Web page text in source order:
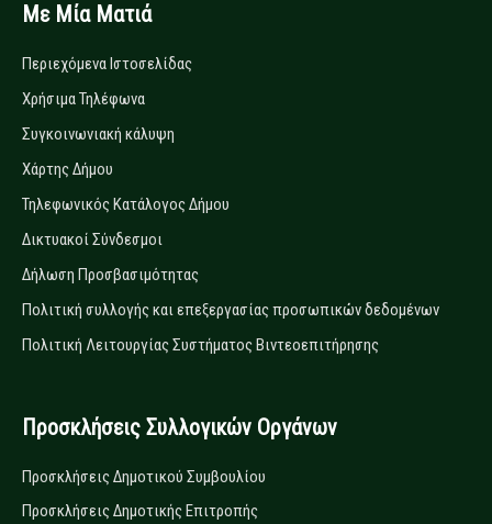
Με Μία Ματιά
Περιεχόμενα Ιστοσελίδας
Χρήσιμα Τηλέφωνα
Συγκοινωνιακή κάλυψη
Χάρτης Δήμου
Τηλεφωνικός Κατάλογος Δήμου
Δικτυακοί Σύνδεσμοι
Δήλωση Προσβασιμότητας
Πολιτική συλλογής και επεξεργασίας προσωπικών δεδομένων
Πολιτική Λειτουργίας Συστήματος Βιντεοεπιτήρησης
Προσκλήσεις Συλλογικών Οργάνων
Προσκλήσεις Δημοτικού Συμβουλίου
Προσκλήσεις Δημοτικής Επιτροπής